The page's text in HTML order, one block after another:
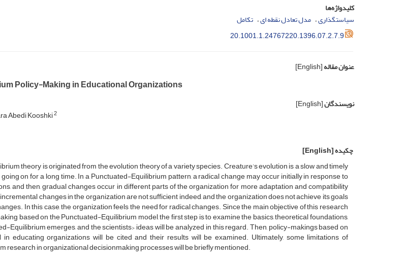
کلیدواژه‌ها
سیاستگذاری مدل تعادل نقطه ای تکامل
20.1001.1.24767220.1396.07.2.7.9
عنوان مقاله[English]
Policy-Making in Educational Organizations
نویسندگان[English]
Abedi Kooshki2
چکیده[English]
theory is originated from the evolution theory of a variety species. Creature’s evolution is a slow and timely
on for a long time. In a Punctuated-Equilibrium pattern, a radical change may occur initially in response to
and then, gradual changes occur in different parts of the organization for more adaptation and compatibility
changes in the organization are not sufficient indeed, and the organization does not achieve its goals
In this case, the organization feels the need for radical changes. Since the main objective of this research
based on the Punctuated-Equilibrium model, the first step is to examine the basics, theoretical foundations,
Equilibrium emerges, and the scientists› ideas will be analyzed in this regard. Then, policy-makings based on
educating organizations will be cited and their results will be examined. Ultimately, some limitations of
research in organizational decisionmaking processes will be briefly mentioned.